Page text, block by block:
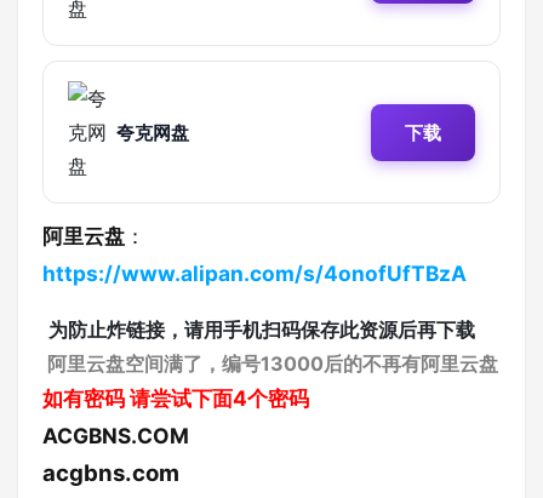
夸克网盘 下载
阿里云盘 ：
https://www.alipan.com/s/4onofUfTBzA
为防止炸链接，请用手机扫码保存此资源后再下载
阿里云盘空间满了，编号13000后的不再有阿里云盘
如有密码请尝试下面4个密码
ACGBNS.COM
acgbns.com